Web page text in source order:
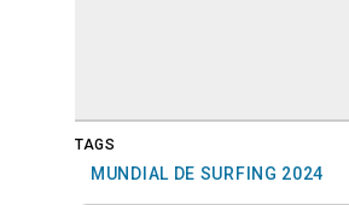
TAGS
MUNDIAL DE SURFING 2024